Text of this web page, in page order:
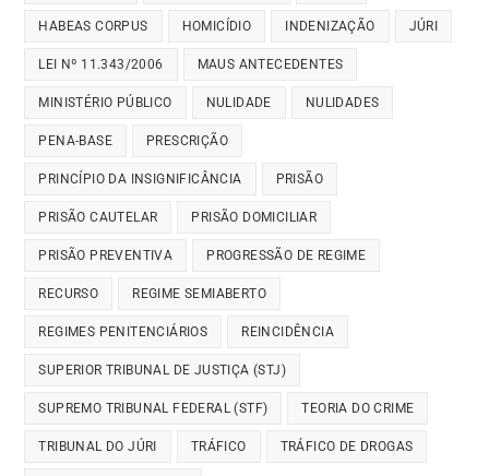
HABEAS CORPUS HOMICÍDIO INDENIZAÇÃO JÚRI
LEI Nº 11.343/2006 MAUS ANTECEDENTES
MINISTÉRIO PÚBLICO NULIDADE NULIDADES
PENA-BASE PRESCRIÇÃO
PRINCÍPIO DA INSIGNIFICÂNCIA PRISÃO
PRISÃO CAUTELAR PRISÃO DOMICILIAR
PRISÃO PREVENTIVA PROGRESSÃO DE REGIME
RECURSO REGIME SEMIABERTO
REGIMES PENITENCIÁRIOS REINCIDÊNCIA
SUPERIOR TRIBUNAL DE JUSTIÇA (STJ)
SUPREMO TRIBUNAL FEDERAL (STF) TEORIA DO CRIME
TRIBUNAL DO JÚRI TRÁFICO TRÁFICO DE DROGAS